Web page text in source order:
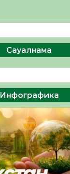
Сауалнама
Инфографика